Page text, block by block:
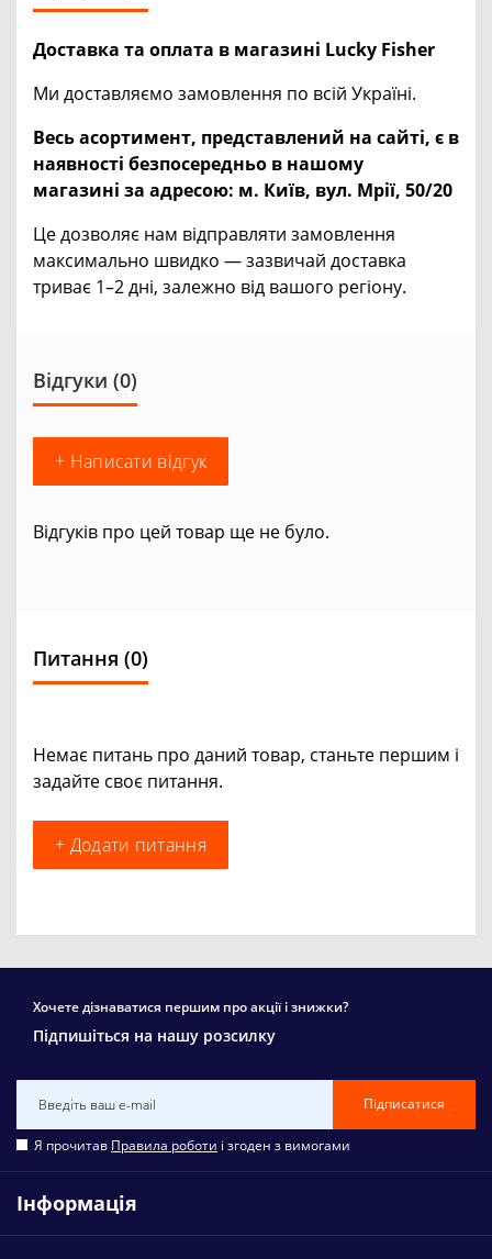
Доставка та оплата в магазині Lucky Fisher
Ми доставляємо замовлення по всій Україні.
Весь асортимент, представлений на сайті, є в
наявності безпосередньо в нашому
магазині за адресою: м. Київ, вул. Мрії, 50/20
Це дозволяє нам відправляти замовлення
максимально швидко — зазвичай доставка
триває 1–2 дні, залежно від вашого регіону.
Відгуки (0)
+ Написати відгук
Відгуків про цей товар ще не було.
Питання (0)
Немає питань про даний товар, станьте першим і
задайте своє питання.
+ Додати питання
Хочете дізнаватися першим про акції і знижки?
Підпишіться на нашу розсилку
Підписатися
Я прочитав Правила роботи і згоден з вимогами
Інформація